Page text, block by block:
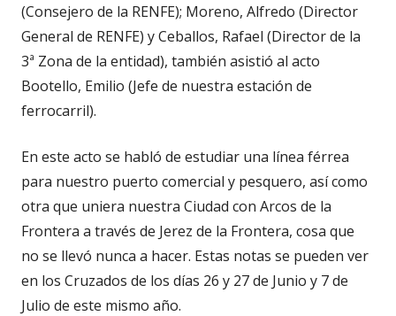
(Consejero de la RENFE); Moreno, Alfredo (Director
General de RENFE) y Ceballos, Rafael (Director de la
3ª Zona de la entidad), también asistió al acto
Bootello, Emilio (Jefe de nuestra estación de
ferrocarril).
En este acto se habló de estudiar una línea férrea
para nuestro puerto comercial y pesquero, así como
otra que uniera nuestra Ciudad con Arcos de la
Frontera a través de Jerez de la Frontera, cosa que
no se llevó nunca a hacer. Estas notas se pueden ver
en los Cruzados de los días 26 y 27 de Junio y 7 de
Julio de este mismo año.